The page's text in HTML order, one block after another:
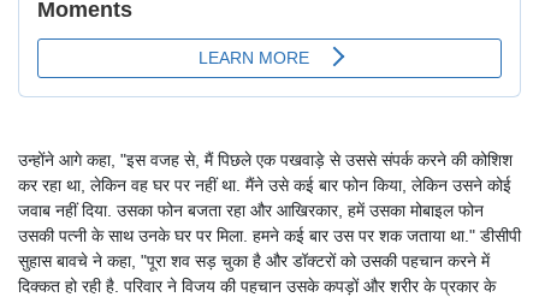
उन्होंने आगे कहा, "इस वजह से, मैं पिछले एक पखवाड़े से उससे संपर्क करने की कोशिश
कर रहा था, लेकिन वह घर पर नहीं था. मैंने उसे कई बार फोन किया, लेकिन उसने कोई
जवाब नहीं दिया. उसका फोन बजता रहा और आखिरकार, हमें उसका मोबाइल फोन
उसकी पत्नी के साथ उनके घर पर मिला. हमने कई बार उस पर शक जताया था." डीसीपी
सुहास बावचे ने कहा, "पूरा शव सड़ चुका है और डॉक्टरों को उसकी पहचान करने में
दिक्कत हो रही है. परिवार ने विजय की पहचान उसके कपड़ों और शरीर के प्रकार के